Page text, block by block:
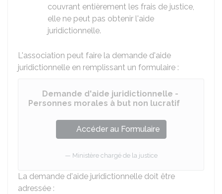
couvrant entièrement les frais de justice,
elle ne peut pas obtenir l'aide
juridictionnelle.
L'association peut faire la demande d'aide
juridictionnelle en remplissant un formulaire :
Demande d'aide juridictionnelle -
Personnes morales à but non lucratif
Accéder au Formulaire
Ministère chargé de la justice
La demande d'aide juridictionnelle doit être
adressée :